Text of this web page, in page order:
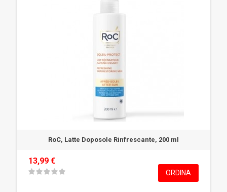
RoC, Latte Doposole Rinfrescante, 200 ml
13,99 €
ORDINA